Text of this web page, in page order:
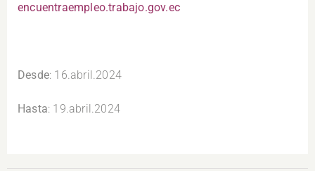
encuentraempleo.trabajo.gov.ec
Desde: 16.abril.2024
Hasta: 19.abril.2024